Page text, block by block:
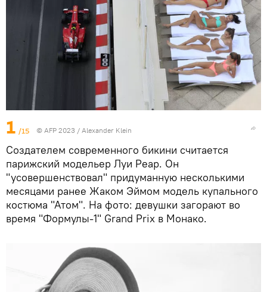
1 /15 © AFP 2023 / Alexander Klein
Создателем современного бикини считается
парижский модельер Луи Реар. Он
"усовершенствовал" придуманную несколькими
месяцами ранее Жаком Эймом модель купального
костюма "Атом". На фото: девушки загорают во
время "Формулы-1" Grand Prix в Монако.